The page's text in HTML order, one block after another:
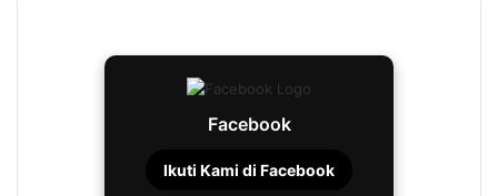
Facebook
Ikuti Kami di Facebook